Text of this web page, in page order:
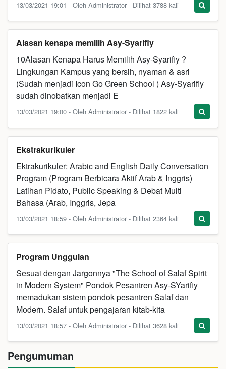
13/03/2021 19:01 - Oleh Administrator - Dilihat 3788 kali
Alasan kenapa memilih Asy-Syarifiy
10Alasan Kenapa Harus Memilih Asy-Syarifiy ?
Lingkungan Kampus yang bersih, nyaman & asri
(Sudah menjadi Icon Go Green School ) Asy-Syarifiy
sudah dinobatkan menjadi E
13/03/2021 19:00 - Oleh Administrator - Dilihat 1822 kali
Ekstrakurikuler
Ektrakurikuler: Arabic and English Daily Conversation
Program (Program Berbicara Aktif Arab & Inggris)
Latihan Pidato, Public Speaking & Debat Multi
Bahasa (Arab, Inggris, Jepa
13/03/2021 18:59 - Oleh Administrator - Dilihat 2364 kali
Program Unggulan
Sesuai dengan Jargonnya "The School of Salaf Spirit
in Modern System" Pondok Pesantren Asy-SYarifiy
memadukan sistem pondok pesantren Salaf dan
Modern. Salaf untuk pengajaran kitab-kita
13/03/2021 18:57 - Oleh Administrator - Dilihat 3628 kali
Pengumuman